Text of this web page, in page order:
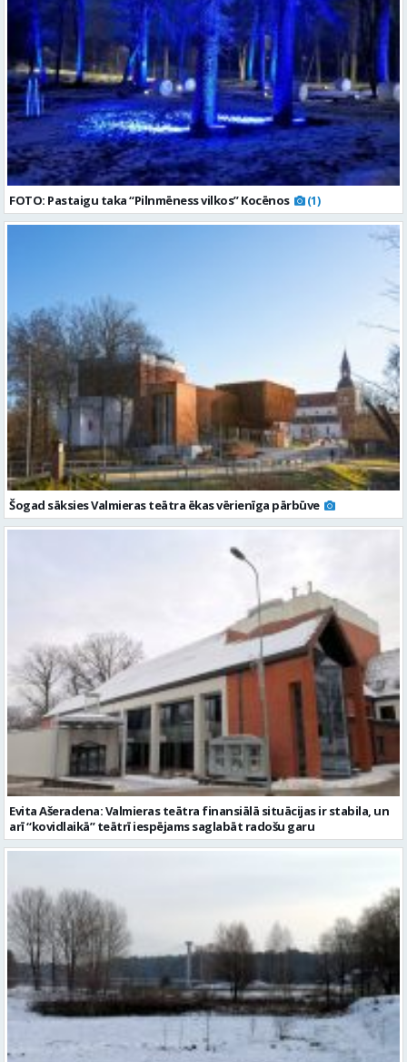
FOTO: Pastaigu taka “Pilnmēness vilkos” Kocēnos (1)
Šogad sāksies Valmieras teātra ēkas vērienīga pārbūve
Evita Ašeradena: Valmieras teātra finansiālā situācijas ir stabila, un
arī “kovidlaikā” teātrī iespējams saglabāt radošu garu